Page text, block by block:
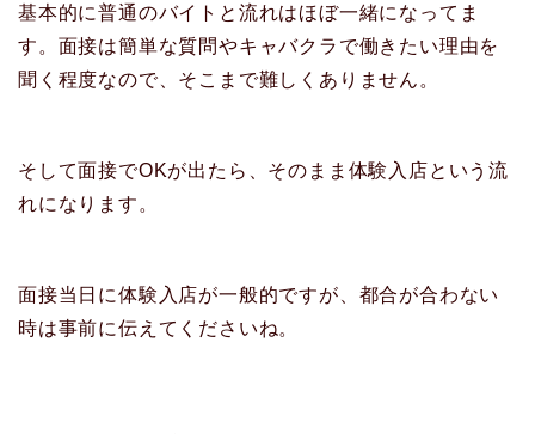
基本的に普通のバイトと流れはほぼ一緒になってま
す。面接は簡単な質問やキャバクラで働きたい理由を
聞く程度なので、そこまで難しくありません。
そして面接でOKが出たら、そのまま体験入店という流
れになります。
面接当日に体験入店が一般的ですが、都合が合わない
時は事前に伝えてくださいね。